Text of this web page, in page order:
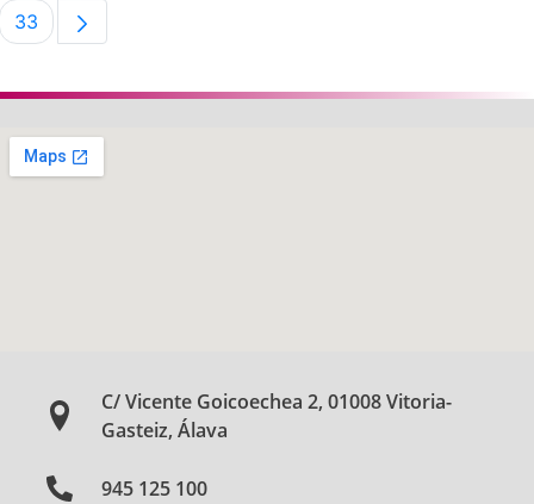
Página
33
C/ Vicente Goicoechea 2, 01008 Vitoria-
Gasteiz, Álava
945 125 100